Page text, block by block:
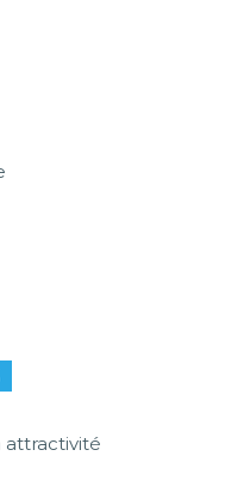
attractivité